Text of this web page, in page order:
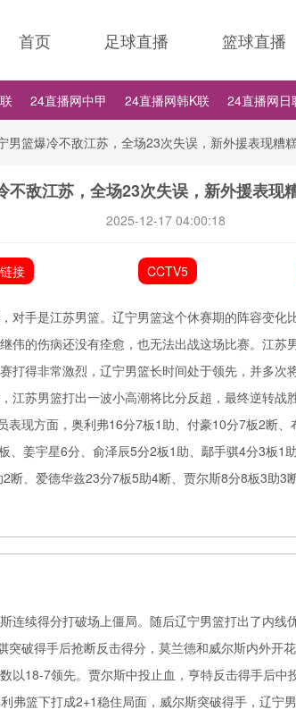
首页 足球直播 篮球直播
24直播网中甲 24直播网韩K联 24直播网日
24直播网中超 24直播网NBA 24直播网世界
男篮爆冷不敌江苏，全场23次失误，新外援表现糟
不敌江苏，全场23次失误，新外援表现
2025-12-17 04:00:18
接 CCTV5
对手是江苏男篮。辽宁男篮这个休赛期的阵容变化
伟的伤病还没有痊愈，也无法出战这场比赛。江苏
打得非常激烈，辽宁男篮长时间处于领先，并多次
江苏男篮打出一波小高潮将比分反超，最终逆转战
表现方面，奥利弗16分7板1助、付豪10分7板2断
、姜宇星6分、俞泽辰5分2板1助、鄢手骐4分3板1
断、爱德华兹23分7板5助4断、贾尔斯8分8板3助3
连续得分打破场上僵局。随后辽宁男篮打出了内线
突破得手后抢断反击得分，莫兰德和威尔斯内外开
以18-7领先。贾尔斯中投止血，亨特反击得手后中
弗篮下打成2+1稳住局面，威尔斯突破得手，辽宁